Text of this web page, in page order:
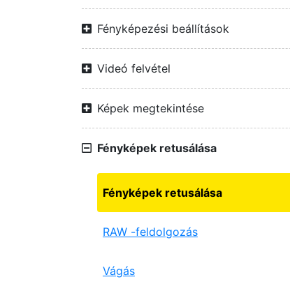
Fényképezési beállítások
Videó felvétel
Képek megtekintése
Fényképek retusálása
Fényképek retusálása
RAW -feldolgozás
Vágás